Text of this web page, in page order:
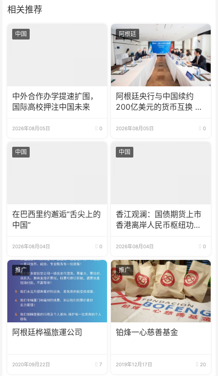
相关推荐
中国
中外合作办学提速扩围，
国际高校押注中国未来
2026年08月05日 0
阿根廷
阿根廷央行与中国续约
200亿美元的货币互换 有
2026年08月05日 0
中国
在巴西里约邂逅“舌尖上的
中国”
2026年08月04日 0
中国
香江观澜：国债期货上市
香港离岸人民币枢纽功能
2026年08月04日 0
推广
阿根廷桦福旅運公司
2020年09月22日 7
推广
铂烽一心慈善基金
2019年12月17日 20